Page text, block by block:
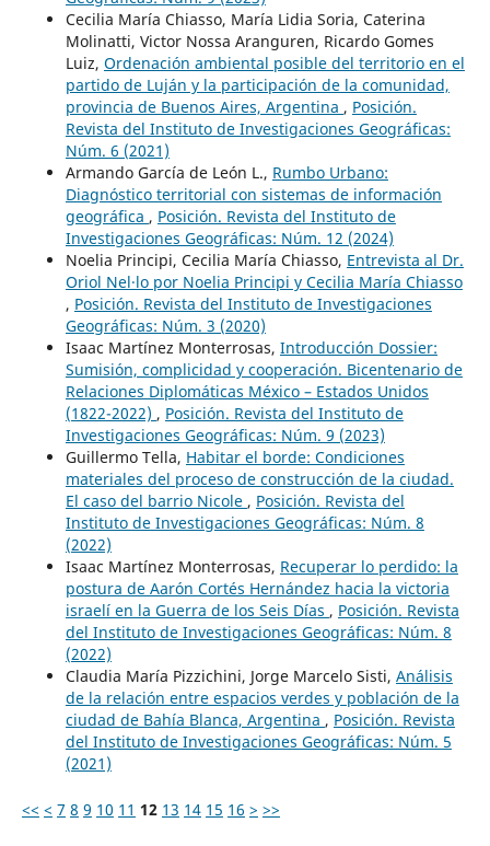
Cecilia María Chiasso, María Lidia Soria, Caterina
Molinatti, Victor Nossa Aranguren, Ricardo Gomes
Luiz, Ordenación ambiental posible del territorio en el
partido de Luján y la participación de la comunidad,
provincia de Buenos Aires, Argentina , Posición.
Revista del Instituto de Investigaciones Geográficas:
Núm. 6 (2021)
Armando García de León L., Rumbo Urbano:
Diagnóstico territorial con sistemas de información
geográfica , Posición. Revista del Instituto de
Investigaciones Geográficas: Núm. 12 (2024)
Noelia Principi, Cecilia María Chiasso, Entrevista al Dr.
Oriol Nel·lo por Noelia Principi y Cecilia María Chiasso
, Posición. Revista del Instituto de Investigaciones
Geográficas: Núm. 3 (2020)
Isaac Martínez Monterrosas, Introducción Dossier:
Sumisión, complicidad y cooperación. Bicentenario de
Relaciones Diplomáticas México – Estados Unidos
(1822-2022) , Posición. Revista del Instituto de
Investigaciones Geográficas: Núm. 9 (2023)
Guillermo Tella, Habitar el borde: Condiciones
materiales del proceso de construcción de la ciudad.
El caso del barrio Nicole , Posición. Revista del
Instituto de Investigaciones Geográficas: Núm. 8
(2022)
Isaac Martínez Monterrosas, Recuperar lo perdido: la
postura de Aarón Cortés Hernández hacia la victoria
israelí en la Guerra de los Seis Días , Posición. Revista
del Instituto de Investigaciones Geográficas: Núm. 8
(2022)
Claudia María Pizzichini, Jorge Marcelo Sisti, Análisis
de la relación entre espacios verdes y población de la
ciudad de Bahía Blanca, Argentina , Posición. Revista
del Instituto de Investigaciones Geográficas: Núm. 5
(2021)
<< < 7 8 9 10 11 12 13 14 15 16 > >>